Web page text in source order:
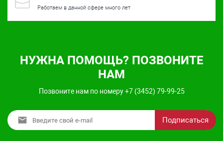
Работаем в данной сфере много лет
НУЖНА ПОМОЩЬ? ПОЗВОНИТЕ
НАМ
Позвоните нам по номеру +7 (3452) 79-99-25
Подписаться